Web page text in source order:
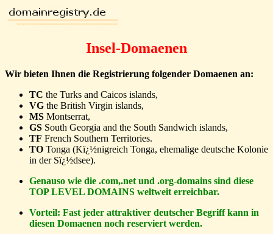
Insel-Domaenen
Wir bieten Ihnen die Registrierung folgender Domaenen an:
TC the Turks and Caicos islands,
VG the British Virgin islands,
MS Montserrat,
GS South Georgia and the South Sandwich islands,
TF French Southern Territories.
TO Tonga (Kï¿½nigreich Tonga, ehemalige deutsche Kolonie
in der Sï¿½dsee).
Genauso wie die .com,.net und .org-domains sind diese
TOP LEVEL DOMAINS weltweit erreichbar.
Vorteil: Fast jeder attraktiver deutscher Begriff kann in
diesen Domaenen noch reserviert werden.